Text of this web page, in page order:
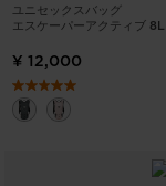
ユニセックスバッグ
エスケーパーアクティブ 8L
¥ 12,000